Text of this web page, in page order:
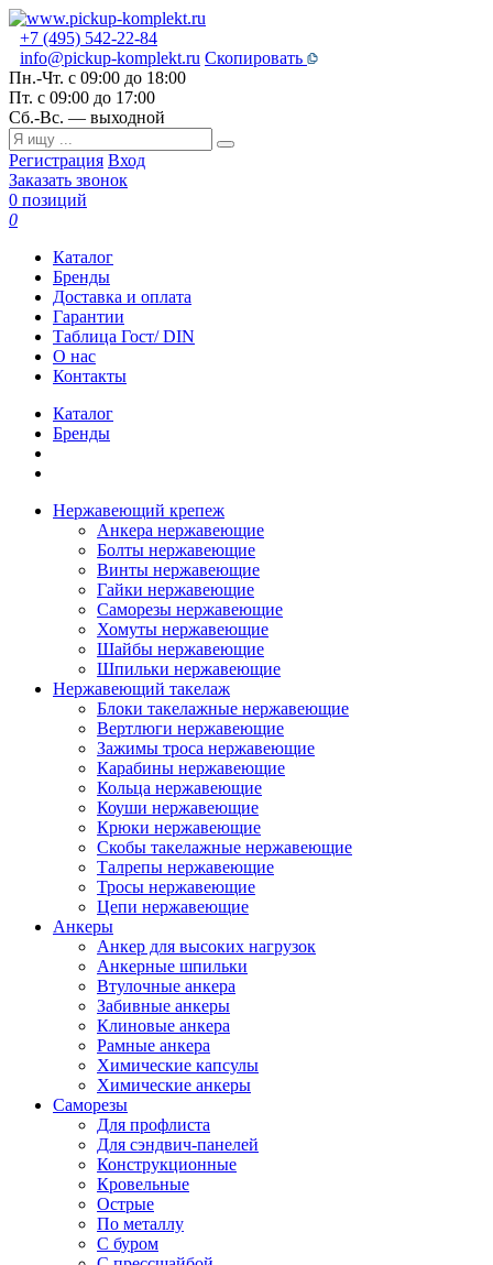
+7 (495) 542-22-84
info@pickup-komplekt.ru Скопировать
Пн.-Чт. с 09:00 до 18:00
Пт. с 09:00 до 17:00
Сб.-Вс. — выходной
Регистрация Вход
Заказать звонок
0 позиций
0
Каталог
Бренды
Доставка и оплата
Гарантии
Таблица Гост/ DIN
О нас
Контакты
Каталог
Бренды
Нержавеющий крепеж
Анкера нержавеющие
Болты нержавеющие
Винты нержавеющие
Гайки нержавеющие
Саморезы нержавеющие
Хомуты нержавеющие
Шайбы нержавеющие
Шпильки нержавеющие
Нержавеющий такелаж
Блоки такелажные нержавеющие
Вертлюги нержавеющие
Зажимы троса нержавеющие
Карабины нержавеющие
Кольца нержавеющие
Коуши нержавеющие
Крюки нержавеющие
Скобы такелажные нержавеющие
Талрепы нержавеющие
Тросы нержавеющие
Цепи нержавеющие
Анкеры
Анкер для высоких нагрузок
Анкерные шпильки
Втулочные анкера
Забивные анкеры
Клиновые анкера
Рамные анкера
Химические капсулы
Химические анкеры
Саморезы
Для профлиста
Для сэндвич-панелей
Конструкционные
Кровельные
Острые
По металлу
С буром